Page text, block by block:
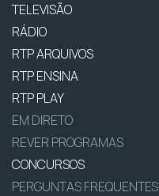
TELEVISÃO
RÁDIO
RTP ARQUIVOS
RTP ENSINA
RTP PLAY
EM DIRETO
REVER PROGRAMAS
CONCURSOS
PERGUNTAS FREQUENTES